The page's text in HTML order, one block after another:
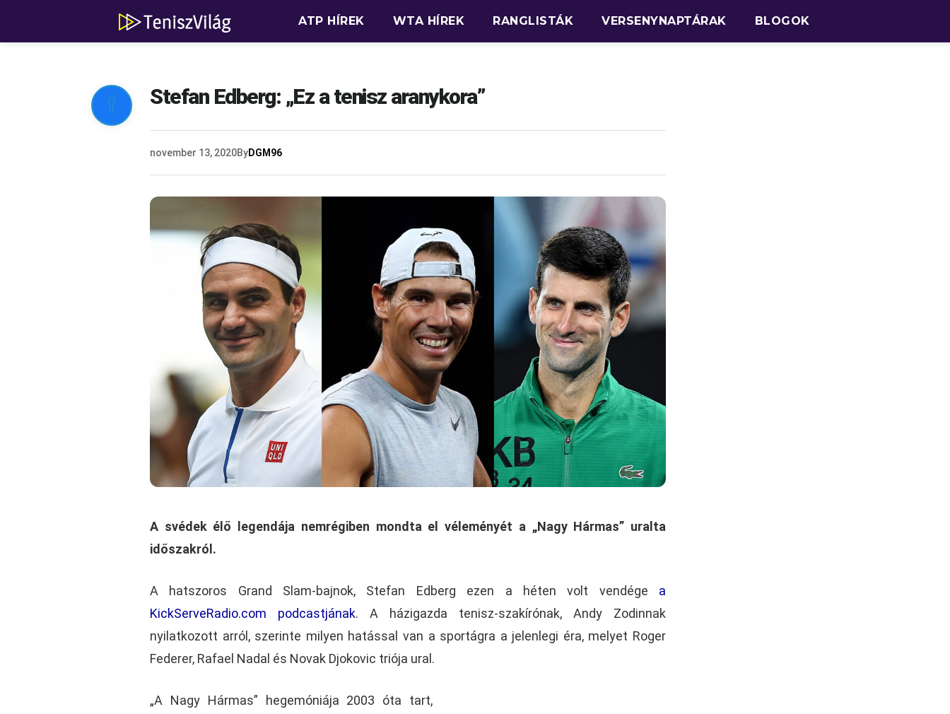
ATP HÍREK WTA HÍREK RANGLISTÁK VERSENYNAPTÁRAK BLOGOK
 Stefan Edberg: „Ez a tenisz aranykora”
november 13, 2020ByDGM96
A svédek élő legendája nemrégiben mondta el véleményét a „Nagy Hármas” uralta
időszakról.
A hatszoros Grand Slam-bajnok, Stefan Edberg ezen a héten volt vendége a
KickServeRadio.com podcastjának. A házigazda tenisz-szakírónak, Andy Zodinnak
nyilatkozott arról, szerinte milyen hatással van a sportágra a jelenlegi éra, melyet Roger
Federer, Rafael Nadal és Novak Djokovic triója ural.
„A Nagy Hármas” hegemóniája 2003 óta tart,